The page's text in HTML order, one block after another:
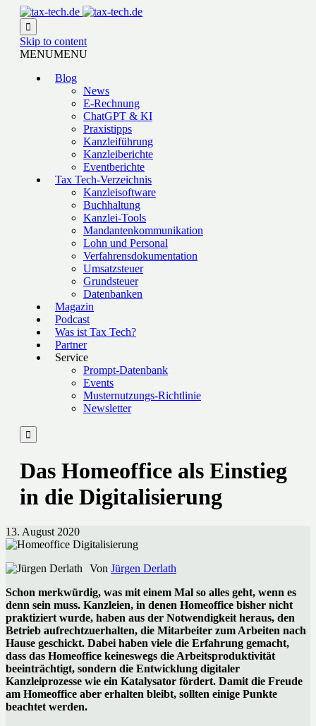

Skip to content
MENUMENU
Blog
News
E-Rechnung
ChatGPT & KI
Praxistipps
Kanzleiführung
Kanzleiberichte
Eventberichte
Tax Tech-Verzeichnis
Kanzleisoftware
Buchhaltung
Kanzlei-Tools
Mandantenkommunikation
Lohn und Personal
Verfahrensdokumentation
Umsatzsteuer
Grundsteuer
Datenbanken
Magazin
Podcast
Was ist Tax Tech?
Partner
Service
Prompt-Datenbank
Events
Musternutzungs-Richtlinie
Newsletter

Das Homeoffice als Einstieg
in die Digitalisierung
13. August 2020
Von Jürgen Derlath
Schon merkwürdig, was mit einem Mal so alles geht, wenn es
denn sein muss. Kanzleien, in denen Homeoffice bisher nicht
praktiziert wurde, haben aus der Notwendigkeit heraus, den
Betrieb aufrechtzuerhalten, die Mitarbeiter zum Arbeiten nach
Hause geschickt. Dabei haben viele die Erfahrung gemacht,
dass das Homeoffice keineswegs die Arbeitsproduktivität
beeinträchtigt, sondern die Entwicklung digitaler
Kanzleiprozesse wie ein Katalysator fördert. Damit die Freude
am Homeoffice aber erhalten bleibt, sollten einige Punkte
beachtet werden.